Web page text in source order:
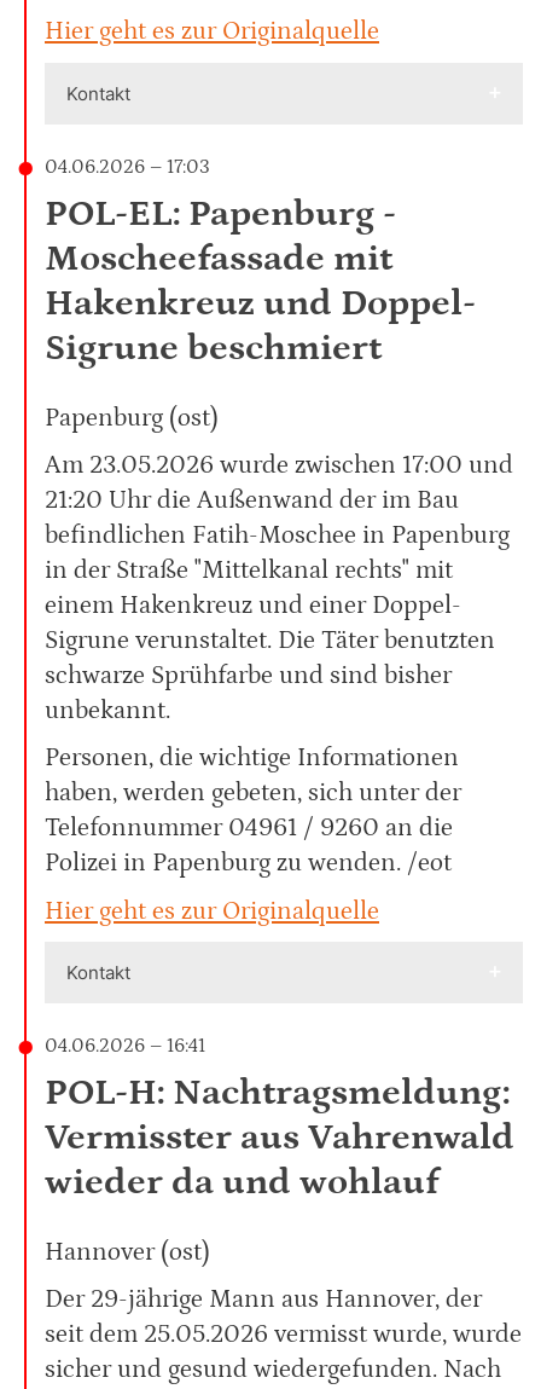
Hier geht es zur Originalquelle
Kontakt
04.06.2026 – 17:03
POL-EL: Papenburg -
Moscheefassade mit
Hakenkreuz und Doppel-
Sigrune beschmiert
Papenburg (ost)
Am 23.05.2026 wurde zwischen 17:00 und
21:20 Uhr die Außenwand der im Bau
befindlichen Fatih-Moschee in Papenburg
in der Straße "Mittelkanal rechts" mit
einem Hakenkreuz und einer Doppel-
Sigrune verunstaltet. Die Täter benutzten
schwarze Sprühfarbe und sind bisher
unbekannt.
Personen, die wichtige Informationen
haben, werden gebeten, sich unter der
Telefonnummer 04961 / 9260 an die
Polizei in Papenburg zu wenden. /eot
Hier geht es zur Originalquelle
Kontakt
04.06.2026 – 16:41
POL-H: Nachtragsmeldung:
Vermisster aus Vahrenwald
wieder da und wohlauf
Hannover (ost)
Der 29-jährige Mann aus Hannover, der
seit dem 25.05.2026 vermisst wurde, wurde
sicher und gesund wiedergefunden. Nach